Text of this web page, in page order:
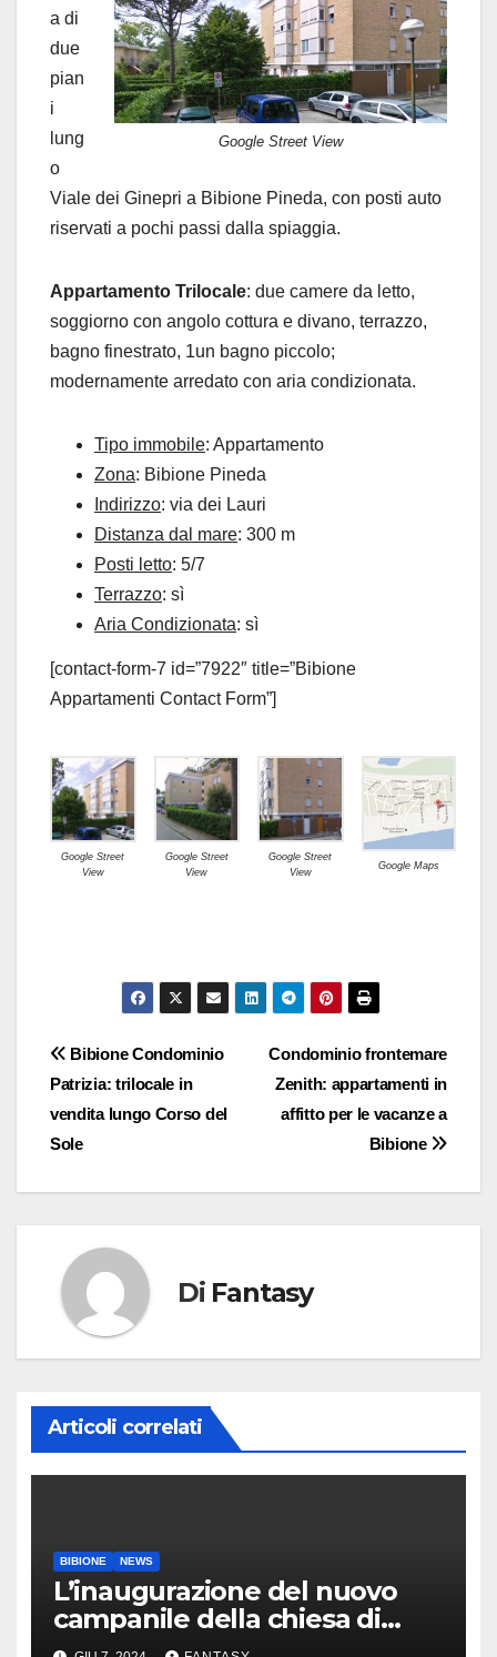
Google Street View
a di
due
pian
i
lung
o
Viale dei Ginepri a Bibione Pineda, con posti auto
riservati a pochi passi dalla spiaggia.
Appartamento Trilocale: due camere da letto,
soggiorno con angolo cottura e divano, terrazzo,
bagno finestrato, 1un bagno piccolo;
modernamente arredato con aria condizionata.
Tipo immobile: Appartamento
Zona: Bibione Pineda
Indirizzo: via dei Lauri
Distanza dal mare: 300 m
Posti letto: 5/7
Terrazzo: sì
Aria Condizionata: sì
[contact-form-7 id=”7922″ title=”Bibione
Appartamenti Contact Form”]
Google Street
View
Google Street
View
Google Street
View
Google Maps
Navigazione
articoli
Condominio frontemare
Zenith: appartamenti in
affitto per le vacanze a
Bibione
Bibione Condominio
Patrizia: trilocale in
vendita lungo Corso del
Sole
Di Fantasy
Articoli correlati
BIBIONE NEWS
L’inaugurazione del nuovo
campanile della chiesa di
Santa Maria Assunta di